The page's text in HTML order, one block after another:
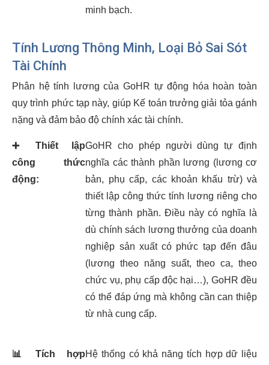
minh bạch.
Tính Lương Thông Minh, Loại Bỏ Sai Sót
Tài Chính
Phân hệ tính lương của GoHR tự động hóa hoàn toàn
quy trình phức tạp này, giúp Kế toán trưởng giải tỏa gánh
nặng và đảm bảo độ chính xác tài chính.
➕
Thiết lập
công thức
động:
GoHR cho phép người dùng tự định
nghĩa các thành phần lương (lương cơ
bản, phụ cấp, các khoản khấu trừ) và
thiết lập công thức tính lương riêng cho
từng thành phần. Điều này có nghĩa là
dù chính sách lương thưởng của doanh
nghiệp sản xuất có phức tạp đến đâu
(lương theo năng suất, theo ca, theo
chức vụ, phụ cấp độc hại…), GoHR đều
có thể đáp ứng mà không cần can thiệp
từ nhà cung cấp.
📊
Tích hợpHệ thống có khả năng tích hợp dữ liệu